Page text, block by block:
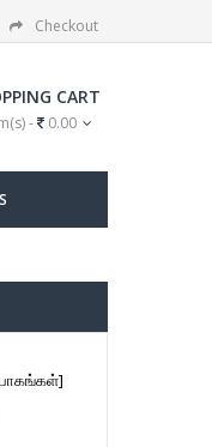
Checkout
CART
- 0.00